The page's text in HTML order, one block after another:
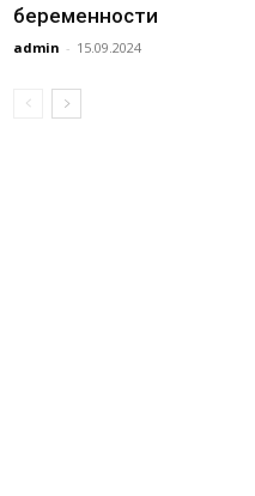
беременности
admin - 15.09.2024